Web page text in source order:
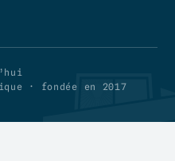
· fondée en 2017